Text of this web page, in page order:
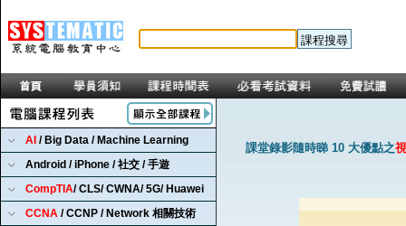
AI / Big Data / Machine Learning
Android / iPhone / 社交 / 手遊
CompTIA/ CLS/ CWNA/ 5G/ Huawei
CCNA / CCNP / Network 相關技術
課堂錄影隨時睇 10 大優點之